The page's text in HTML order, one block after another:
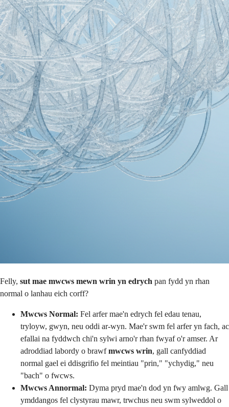
Felly, sut mae mwcws mewn wrin yn edrych pan fydd yn rhan
normal o lanhau eich corff?
Mwcws Normal: Fel arfer mae'n edrych fel edau tenau,
tryloyw, gwyn, neu oddi ar-wyn. Mae'r swm fel arfer yn fach, ac
efallai na fyddwch chi'n sylwi arno'r rhan fwyaf o'r amser. Ar
adroddiad labordy o brawfmwcws wrin, gall canfyddiad
normal gael ei ddisgrifio fel meintiau "prin," "ychydig," neu
"bach" o fwcws.
Mwcws Annormal: Dyma pryd mae'n dod yn fwy amlwg. Gall
ymddangos fel clystyrau mawr, trwchus neu swm sylweddol o